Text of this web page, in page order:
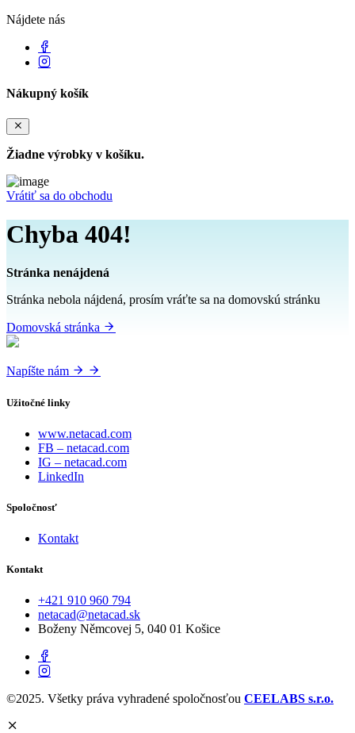
Nájdete nás
Nákupný košík
Žiadne výrobky v košíku.
Vrátiť sa do obchodu
Chyba 404!
Stránka nenájdená
Stránka nebola nájdená, prosím vráťte sa na domovskú stránku
Domovská stránka
Napíšte nám
Užitočné linky
www.netacad.com
FB – netacad.com
IG – netacad.com
LinkedIn
Spoločnosť
Kontakt
Kontakt
‭+421 910 960 794‬
netacad@netacad.sk
Boženy Němcovej 5, 040 01 Košice
©2025. Všetky práva vyhradené spoločnosťou CEELABS s.r.o.